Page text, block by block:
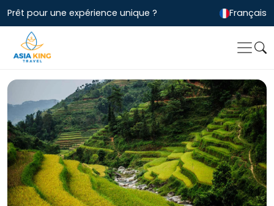
Prêt pour une expérience unique ? Français